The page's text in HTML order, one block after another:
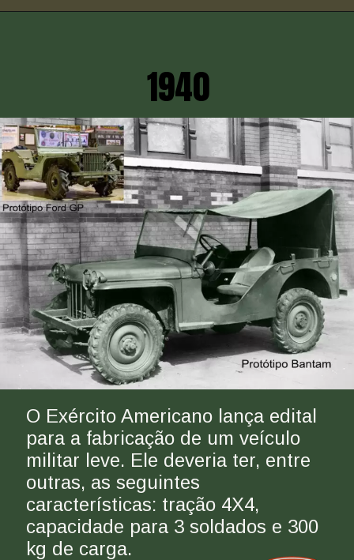
O Exército Americano lança edital
para a fabricação de um veículo
militar leve. Ele deveria ter, entre
outras, as seguintes
características: tração 4X4,
capacidade para 3 soldados e 300
kg de carga.
1940